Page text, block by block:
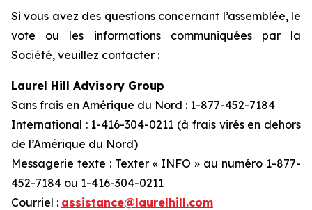
Si vous avez des questions concernant l’assemblée, le
vote ou les informations communiquées par la
Société, veuillez contacter :
Laurel Hill Advisory Group
Sans frais en Amérique du Nord : 1-877-452-7184
International : 1-416-304-0211 (à frais virés en dehors
de l’Amérique du Nord)
Messagerie texte : Texter « INFO » au numéro 1-877-
452-7184 ou 1-416-304-0211
Courriel : assistance@laurelhill.com